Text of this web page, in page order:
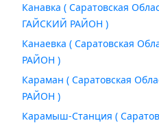
Канавка ( Саратовская
ГАЙСКИЙ РАЙОН )
Канаевка ( Саратовская
РАЙОН )
Караман ( Саратовская
РАЙОН )
Карамыш-Станция (